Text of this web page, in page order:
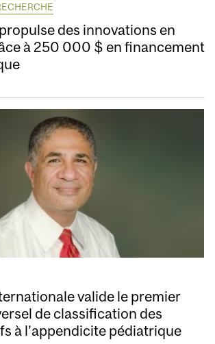
des innovations en
à 250 000 $ en financement
valide le premier
de classification des
à l’appendicite pédiatrique